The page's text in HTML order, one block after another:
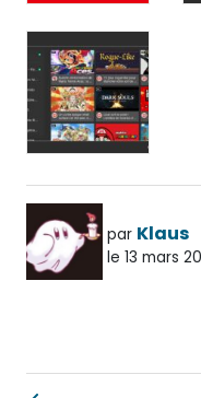
par Klaus
le 13 mars